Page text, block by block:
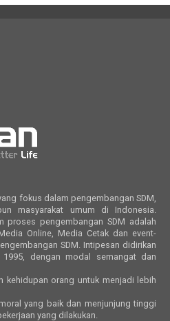
fokus dalam pengembangan SDM,
masyarakat umum di Indonesia.
proses pengembangan SDM adalah
Online, Media Cetak dan event-
SDM. Intipesan didirikan
dengan modal semangat dan
kehidupan orang untuk menjadi lebih
yang baik dan menjunjung tinggi
yang dilakukan.